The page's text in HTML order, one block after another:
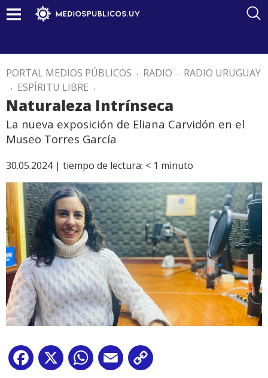
PORTAL MEDIOS PÚBLICOS . RADIO . RADIO URUGUAY
. ESPÍRITU LIBRE .
Naturaleza Intrínseca
La nueva exposición de Eliana Carvidón en el
Museo Torres García
30.05.2024 | tiempo de lectura: < 1 minuto
Facebook
X WhatsApp
Email